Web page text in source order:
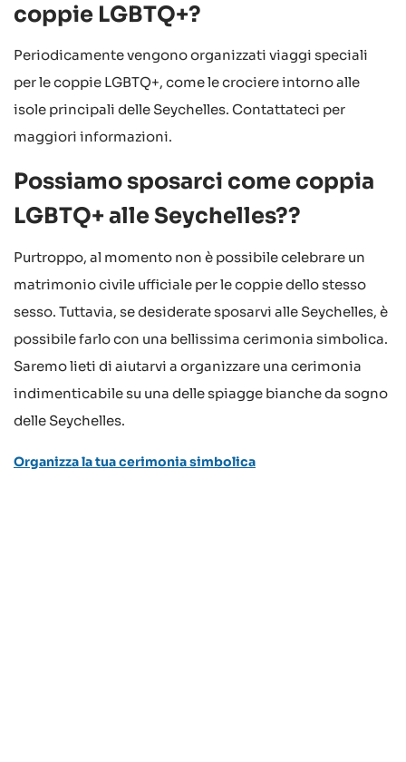
coppie LGBTQ+?
Periodicamente vengono organizzati viaggi speciali
per le coppie LGBTQ+, come le crociere intorno alle
isole principali delle Seychelles. Contattateci per
maggiori informazioni.
Possiamo sposarci come coppia
LGBTQ+ alle Seychelles??
Purtroppo, al momento non è possibile celebrare un
matrimonio civile ufficiale per le coppie dello stesso
sesso. Tuttavia, se desiderate sposarvi alle Seychelles, è
possibile farlo con una bellissima cerimonia simbolica.
Saremo lieti di aiutarvi a organizzare una cerimonia
indimenticabile su una delle spiagge bianche da sogno
delle Seychelles.
Organizza la tua cerimonia simbolica